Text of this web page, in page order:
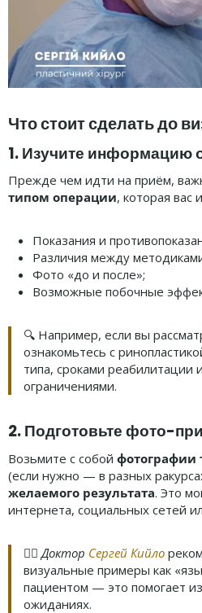
Что стоит сделать до
1. Изучите информацию
Прежде чем идти на приём,
типом операции, которая вас
Показания и
Различия между
Фото «до и после»;
Возможные побочные
🔍 Например, если вы
ознакомьтесь с
типа, сроками реабилитации
ограничениями.
2. Подготовьте фото-
Возьмите с собой фотографии
(если нужно — в разных
желаемого результата. Это
интернета, социальных сетей
👨‍⚕️ Доктор Сергей Кийло
визуальные примеры как
пациентом — это помогает
ожиданиях.